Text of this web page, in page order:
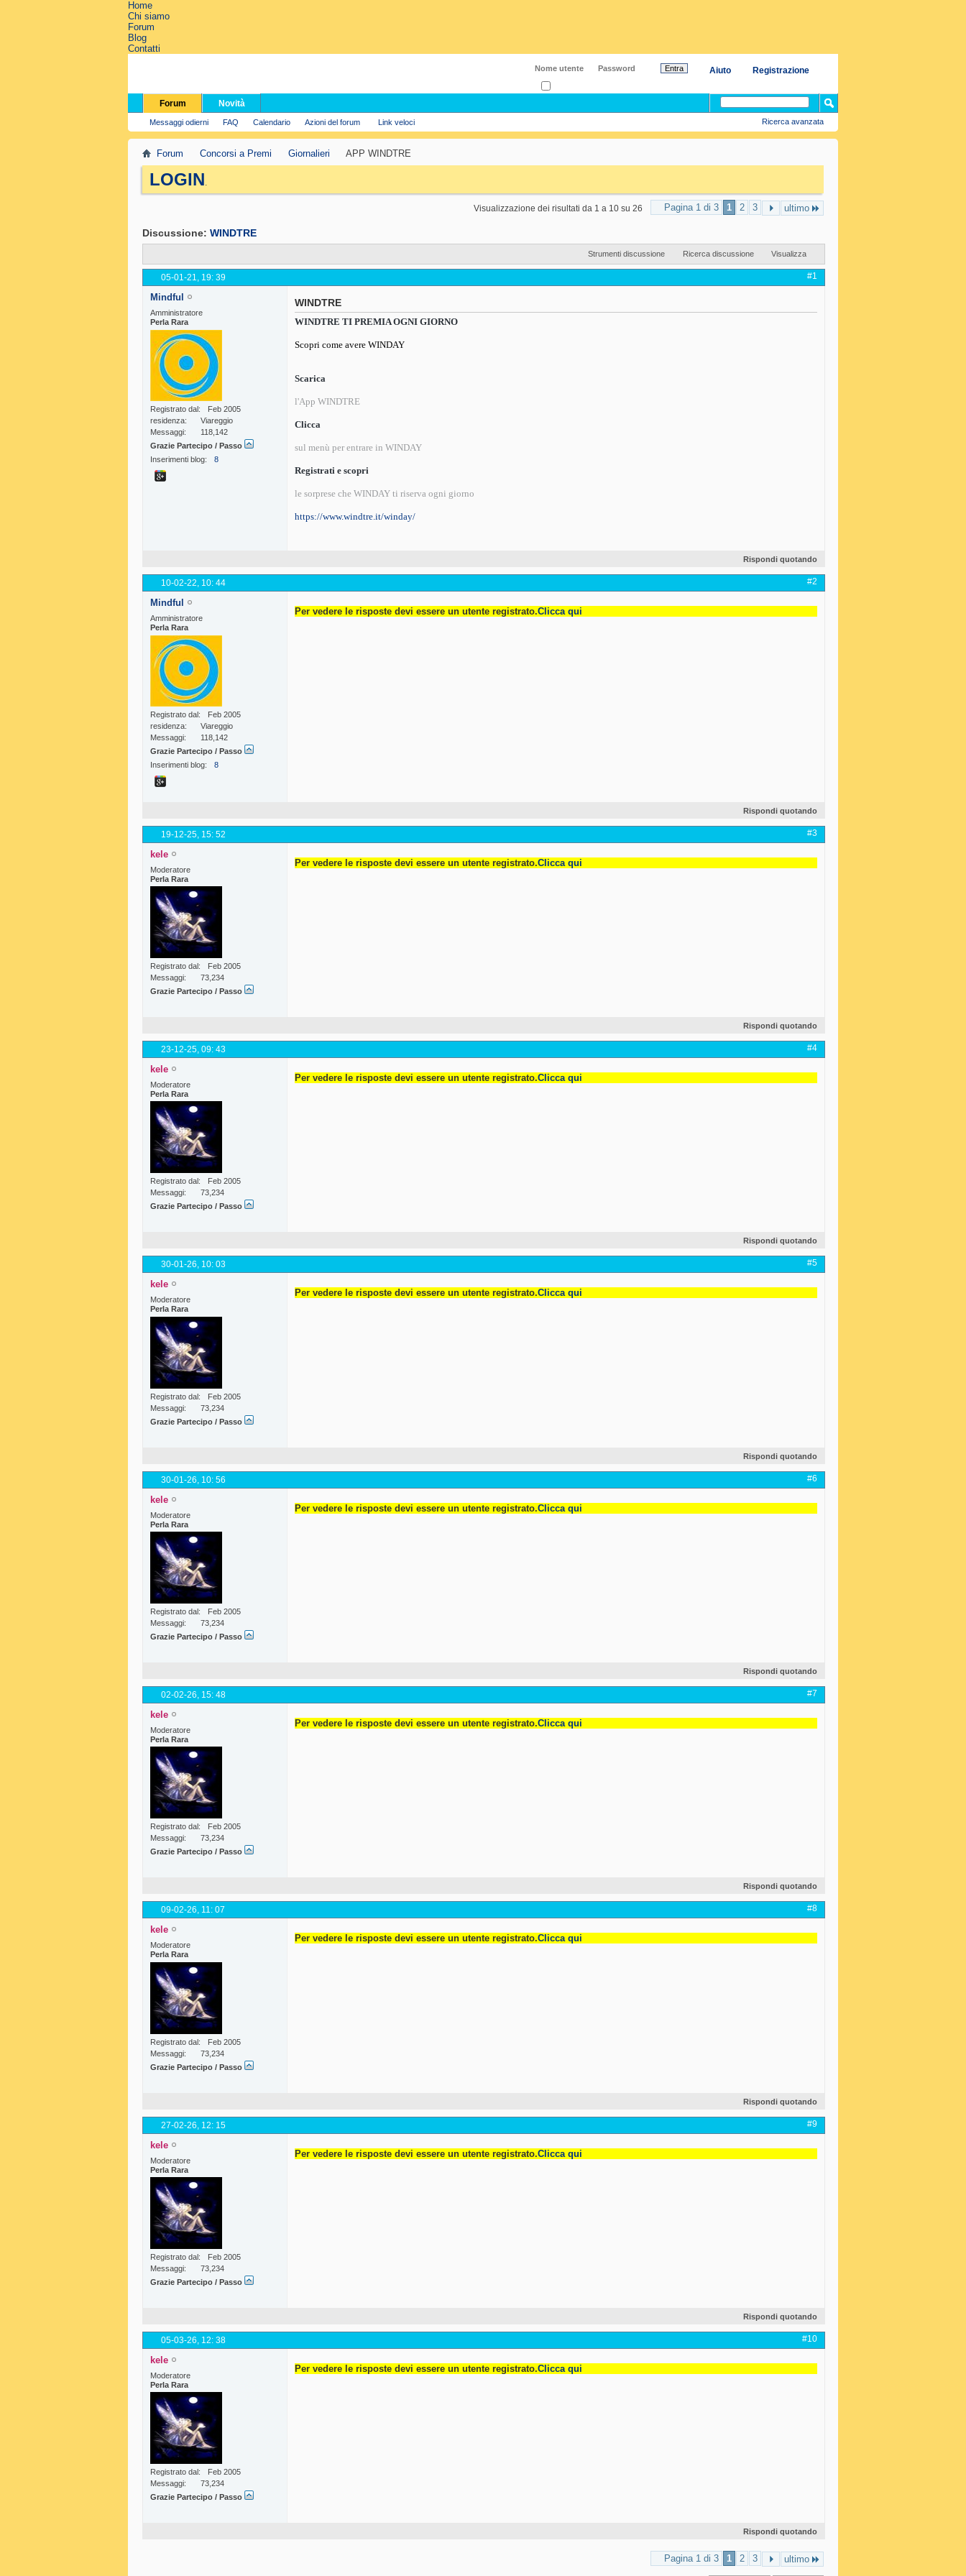
Home
Chi siamo
Forum
Blog
Contatti
Registrazione
Aiuto
Forum
Messaggi odierni FAQ Calendario Azioni del forum Link veloci
Novità
Ricerca avanzata
Forum Concorsi a Premi Giornalieri APP WINDTRE
LOGIN.
Pagina 1 di 3 1 2 3 ultimo
Visualizzazione dei risultati da 1 a 10 su 26
Discussione: WINDTRE
Strumenti discussione Ricerca discussione Visualizza
05-01-21, 19: 39 #1
Mindful
Amministratore
Perla Rara
Registrato dal
Feb 2005
residenza
Viareggio
Messaggi
118,142
Grazie Partecipo / Passo
Inserimenti blog
8
WINDTRE
WINDTRE TI PREMIA OGNI GIORNO
Scopri come avere WINDAY
Scarica
l'App WINDTRE
Clicca
sul menù per entrare in WINDAY
Registrati e scopri
le sorprese che WINDAY ti riserva ogni giorno
https://www.windtre.it/winday/
Rispondi quotando
10-02-22, 10: 44 #2
Mindful
Amministratore
Perla Rara
Registrato dal
Feb 2005
residenza
Viareggio
Messaggi
118,142
Grazie Partecipo / Passo
Inserimenti blog
8
Per vedere le risposte devi essere un utente registrato.Clicca qui
Rispondi quotando
19-12-25, 15: 52 #3
kele
Moderatore
Perla Rara
Registrato dal
Feb 2005
Messaggi
73,234
Grazie Partecipo / Passo
Per vedere le risposte devi essere un utente registrato.Clicca qui
Rispondi quotando
23-12-25, 09: 43 #4
kele
Moderatore
Perla Rara
Registrato dal
Feb 2005
Messaggi
73,234
Grazie Partecipo / Passo
Per vedere le risposte devi essere un utente registrato.Clicca qui
Rispondi quotando
30-01-26, 10: 03 #5
kele
Moderatore
Perla Rara
Registrato dal
Feb 2005
Messaggi
73,234
Grazie Partecipo / Passo
Per vedere le risposte devi essere un utente registrato.Clicca qui
Rispondi quotando
30-01-26, 10: 56 #6
kele
Moderatore
Perla Rara
Registrato dal
Feb 2005
Messaggi
73,234
Grazie Partecipo / Passo
Per vedere le risposte devi essere un utente registrato.Clicca qui
Rispondi quotando
02-02-26, 15: 48 #7
kele
Moderatore
Perla Rara
Registrato dal
Feb 2005
Messaggi
73,234
Grazie Partecipo / Passo
Per vedere le risposte devi essere un utente registrato.Clicca qui
Rispondi quotando
09-02-26, 11: 07 #8
kele
Moderatore
Perla Rara
Registrato dal
Feb 2005
Messaggi
73,234
Grazie Partecipo / Passo
Per vedere le risposte devi essere un utente registrato.Clicca qui
Rispondi quotando
27-02-26, 12: 15 #9
kele
Moderatore
Perla Rara
Registrato dal
Feb 2005
Messaggi
73,234
Grazie Partecipo / Passo
Per vedere le risposte devi essere un utente registrato.Clicca qui
Rispondi quotando
05-03-26, 12: 38 #10
kele
Moderatore
Perla Rara
Registrato dal
Feb 2005
Messaggi
73,234
Grazie Partecipo / Passo
Per vedere le risposte devi essere un utente registrato.Clicca qui
Rispondi quotando
Pagina 1 di 3 1 2 3 ultimo